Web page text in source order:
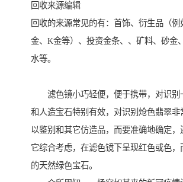
回收来源编辑
回收的来源常见的有：首饰、衍生品（
金、K金等）、投资金条、、矿料、砂金
水等。
滤色镜小巧轻便，便于携带，对识别
和人造宝石特别有效，对识别炝色翡翠非
以鉴别和其它仿造品，而要准确地确定，
它综合考虑，在滤色镜下呈现红色或色，
的天然绿色宝石。